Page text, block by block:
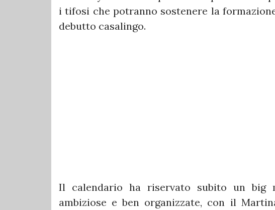
i tifosi che potranno sostenere la
debutto casalingo.
Il calendario ha riservato subito un big
ambiziose e ben organizzate, con il